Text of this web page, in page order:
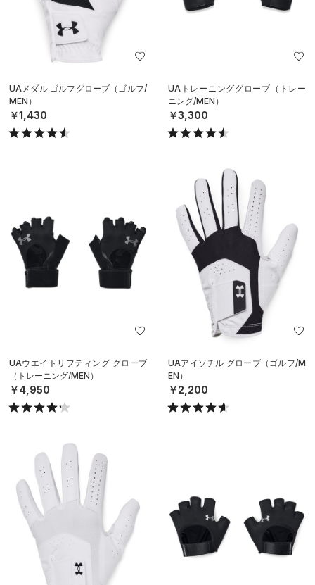
UAメダル ゴルフグローブ（ゴルフ/
MEN）
￥1,430
UAトレーニンググローブ（トレー
ニング/MEN）
￥3,300
UAウエイトリフティング グローブ
（トレーニング/MEN）
￥4,950
UAアイソチル グローブ（ゴルフ/M
EN）
￥2,200